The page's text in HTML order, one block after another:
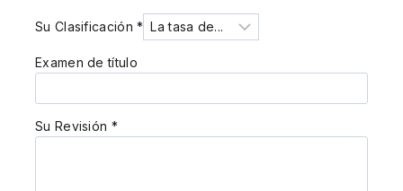
Su Clasificación*
Examen de título
Su Revisión *